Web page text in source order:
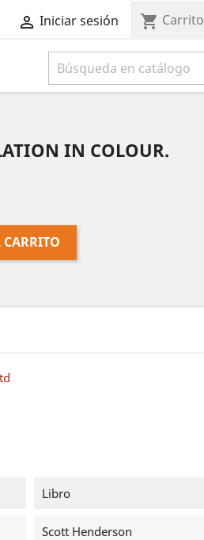
 Iniciar sesión shopping_cart Carrito
IN COLOUR.
Libro
Scott Henderson